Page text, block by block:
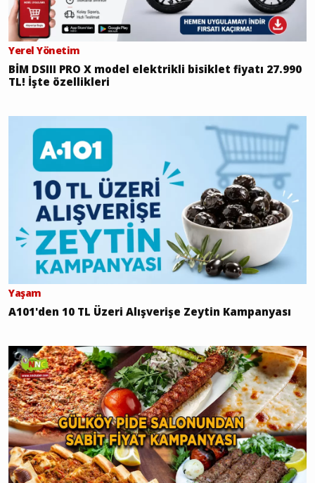
Yerel Yönetim
BİM DSIII PRO X model elektrikli bisiklet fiyatı 27.990
TL! İşte özellikleri
Yaşam
A101'den 10 TL Üzeri Alışverişe Zeytin Kampanyası